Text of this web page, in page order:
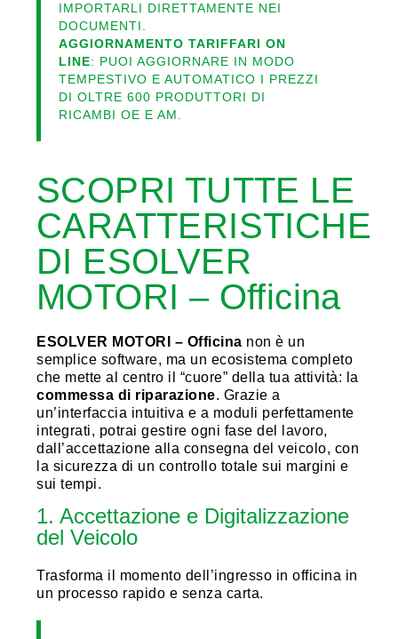
IMPORTARLI DIRETTAMENTE NEI
DOCUMENTI.
AGGIORNAMENTO TARIFFARI ON
LINE: PUOI AGGIORNARE IN MODO
TEMPESTIVO E AUTOMATICO I PREZZI
DI OLTRE 600 PRODUTTORI DI
RICAMBI OE E AM.
SCOPRI TUTTE LE
CARATTERISTICHE
DI ESOLVER
MOTORI – Officina
ESOLVER MOTORI – Officina non è un
semplice software, ma un ecosistema completo
che mette al centro il “cuore” della tua attività: la
commessa di riparazione. Grazie a
un’interfaccia intuitiva e a moduli perfettamente
integrati, potrai gestire ogni fase del lavoro,
dall’accettazione alla consegna del veicolo, con
la sicurezza di un controllo totale sui margini e
sui tempi.
1. Accettazione e Digitalizzazione
del Veicolo
Trasforma il momento dell’ingresso in officina in
un processo rapido e senza carta.